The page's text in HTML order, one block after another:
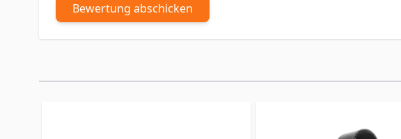
Bewertung abschicken